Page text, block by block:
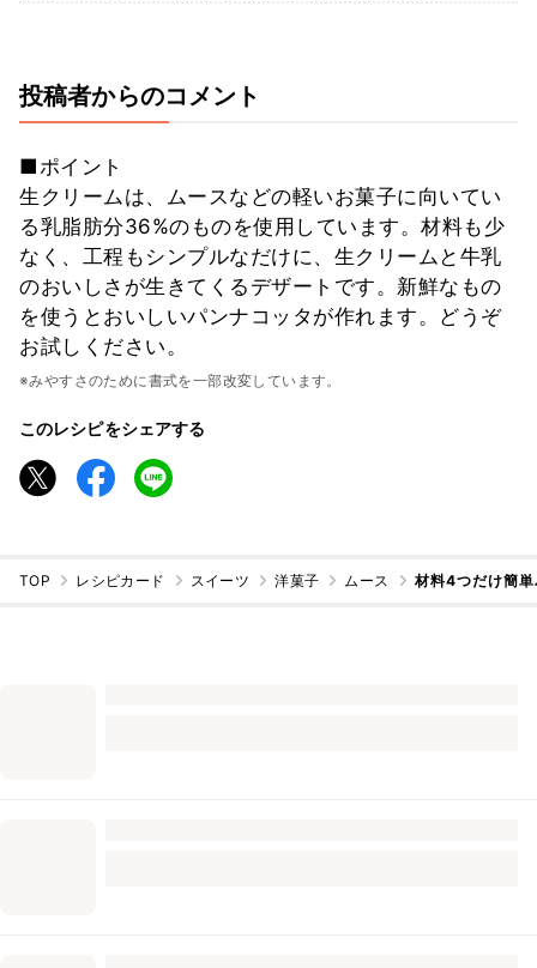
投稿者からのコメント
■ポイント
生クリームは、ムースなどの軽いお菓子に向いてい
る乳脂肪分36%のものを使用しています。材料も少
なく、工程もシンプルなだけに、生クリームと牛乳
のおいしさが生きてくるデザートです。新鮮なもの
を使うとおいしいパンナコッタが作れます。どうぞ
お試しください。
※みやすさのために書式を一部改変しています。
このレシピをシェアする
TOP レシピカード スイーツ 洋菓子 ムース 材料4つだけ簡